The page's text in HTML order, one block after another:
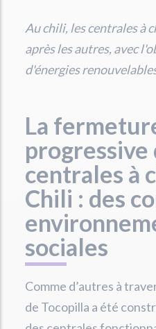
Au chili, les centrales à
après les autres, avec
d'énergies
La
progressive
centrales à
Chili : des
sociales
Comme d’autres à
de Tocopilla a été